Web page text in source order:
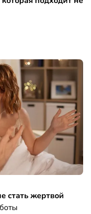
стать жертвой